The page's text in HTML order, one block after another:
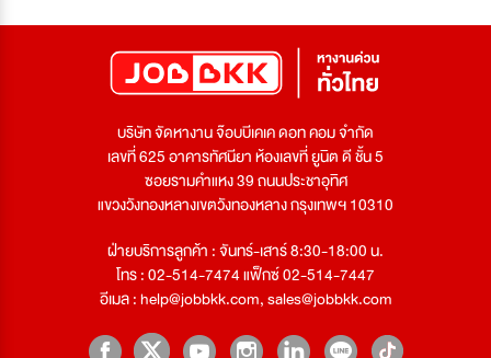
บริษัท จัดหางาน จ๊อบบีเคเค ดอท คอม จำกัด
เลขที่ 625 อาคารทัศนียา ห้องเลขที่ ยูนิต ดี ชั้น 5
ซอยรามคำแหง 39 ถนนประชาอุทิศ
แขวงวังทองหลางเขตวังทองหลาง กรุงเทพฯ 10310
ฝ่ายบริการลูกค้า : จันทร์-เสาร์ 8:30-18:00 น.
โทร : 02-514-7474 แฟ็กซ์ 02-514-7447
อีเมล :help@jobbkk.com,sales@jobbkk.com